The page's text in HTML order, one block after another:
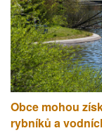
Obce mohou
rybníků a